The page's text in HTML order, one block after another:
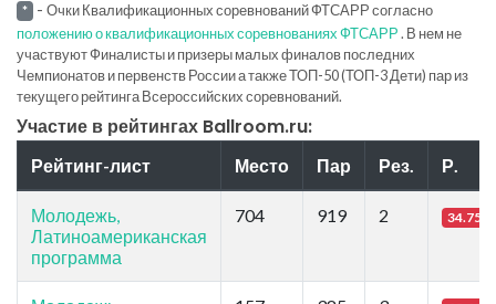
* - Очки Квалификационных соревнований ФТСАРР согласно
положению о квалификационных соревнованиях ФТСАРР. В нем не
участвуют Финалисты и призеры малых финалов последних
Чемпионатов и первенств России а также ТОП-50 (ТОП-3 Дети) пар из
текущего рейтинга Всероссийских соревнований.
Участие в рейтингах Ballroom.ru:
Рейтинг-лист Место Пар Рез. Р.
Молодежь,
Латиноамериканская
программа
704 919 2 34.75